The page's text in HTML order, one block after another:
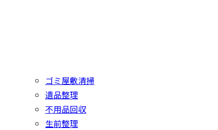
ゴミ屋敷清掃
遺品整理
不用品回収
生前整理